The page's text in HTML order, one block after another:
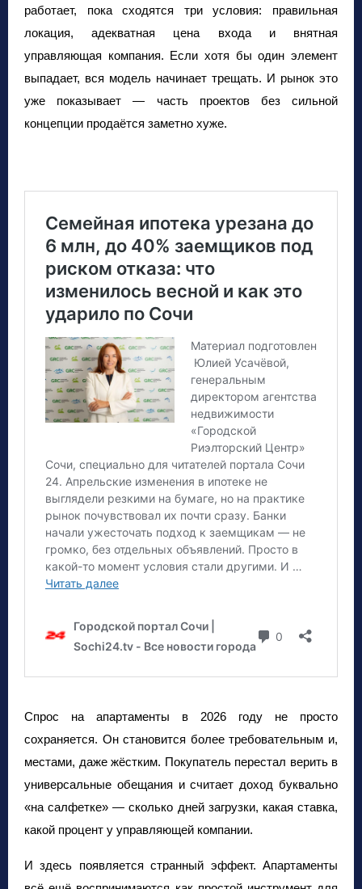
работает, пока сходятся три условия: правильная
локация, адекватная цена входа и внятная
управляющая компания. Если хотя бы один элемент
выпадает, вся модель начинает трещать. И рынок это
уже показывает — часть проектов без сильной
концепции продаётся заметно хуже.
Спрос на апартаменты в 2026 году не просто
сохраняется. Он становится более требовательным и,
местами, даже жёстким. Покупатель перестал верить в
универсальные обещания и считает доход буквально
«на салфетке» — сколько дней загрузки, какая ставка,
какой процент у управляющей компании.
И здесь появляется странный эффект. Апартаменты